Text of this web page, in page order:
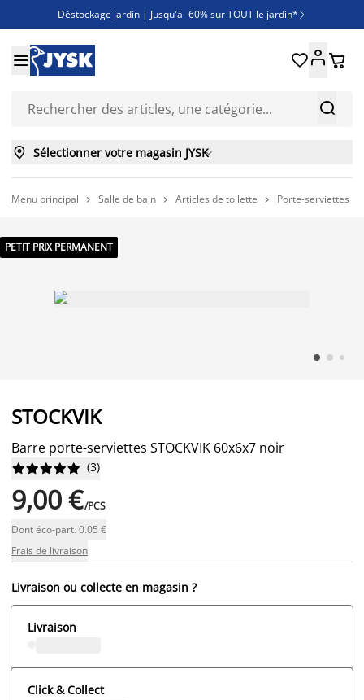
Déstockage jardin | Jusqu'à -60% sur TOUT le jardin* 
Jusqu'à -50% sur une sélection literie
Découvrez les nouveautés de la collection


 
 Sélectionner votre magasin JYSK
Menu principal  Salle de bain  Articles de toilette  Porte-serviettes
PETIT PRIX PERMANENT
STOCKVIK
Barre porte-serviettes STOCKVIK 60x6x7 noir





 (3)
9,00 €/PCS
Dont éco-part. 0.05 €
Frais de livraison
Livraison ou collecte en magasin ?
Livraison
Click & Collect